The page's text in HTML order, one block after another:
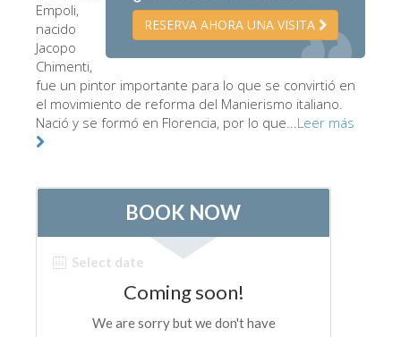
Otros Museos
Museo del Bargello
Galería de la Academia
Galería Palatina
Museo de San Marcos
Museo Arqueológico
El Taller de las Piedras Duras
Museo Galileo
Jardín de Boboli
RESERVA AHORA UNA VISITA
Empoli,
nacido
Jacopo
Chimenti,
fue un pintor importante para lo que se convirtió en
el movimiento de reforma del Manierismo italiano.
Nació y se formó en Florencia, por lo que...Leer más